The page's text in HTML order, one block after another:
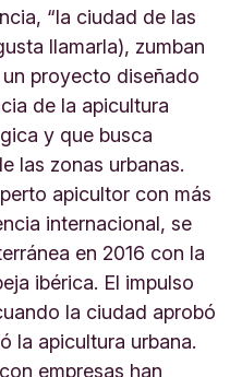
“la ciudad de las
llamarla), zumban
proyecto diseñado
de la apicultura
y que busca
las zonas urbanas.
apicultor con más
internacional, se
en 2016 con la
ibérica. El impulso
la ciudad aprobó
la apicultura urbana.
empresas han